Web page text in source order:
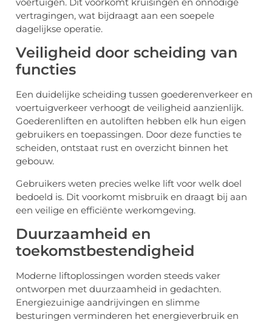
vertragingen, wat bijdraagt aan een soepele
dagelijkse operatie.
Veiligheid door scheiding van
functies
Een duidelijke scheiding tussen goederenverkeer en
voertuigverkeer verhoogt de veiligheid aanzienlijk.
Goederenliften en autoliften hebben elk hun eigen
gebruikers en toepassingen. Door deze functies te
scheiden, ontstaat rust en overzicht binnen het
gebouw.
Gebruikers weten precies welke lift voor welk doel
bedoeld is. Dit voorkomt misbruik en draagt bij aan
een veilige en efficiënte werkomgeving.
Duurzaamheid en
toekomstbestendigheid
Moderne liftoplossingen worden steeds vaker
ontworpen met duurzaamheid in gedachten.
Energiezuinige aandrijvingen en slimme
besturingen verminderen het energieverbruik en